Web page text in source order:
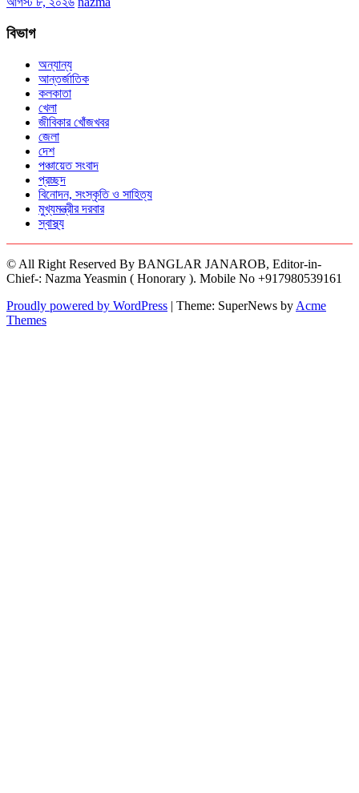
বিভাগ
অন্যান্য
আন্তর্জাতিক
কলকাতা
খেলা
জীবিকার খোঁজখবর
জেলা
দেশ
পঞ্চায়েত সংবাদ
প্রচ্ছদ
বিনোদন, সংস্কৃতি ও সাহিত্য
মুখ্যমন্ত্রীর দরবার
স্বাস্থ্য
© All Right Reserved By BANGLAR JANAROB, Editor-in-
Chief-: Nazma Yeasmin ( Honorary ). Mobile No +917980539161
Proudly powered by WordPress | Theme: SuperNews by Acme
Themes